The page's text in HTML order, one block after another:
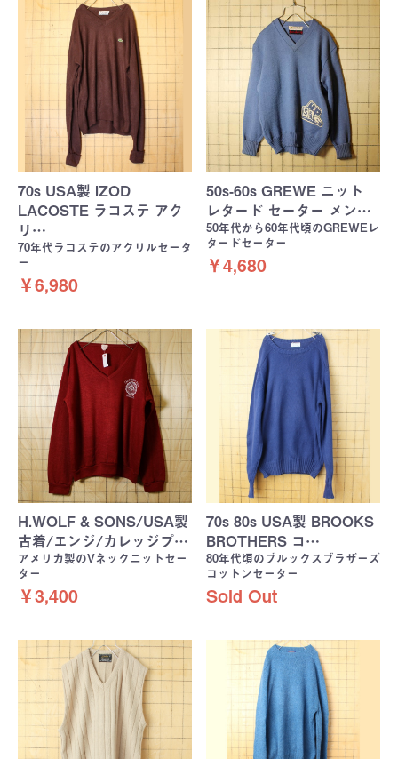
70s USA製 IZOD
LACOSTE ラコステ アク
リ…
70年代ラコステのアクリルセータ
ー
￥6,980
50s-60s GREWE ニット
レタード セーター メン…
50年代から60年代頃のGREWEレ
タードセーター
￥4,680
H.WOLF & SONS/USA製
古着/エンジ/カレッジプ…
アメリカ製のVネックニットセー
ター
￥3,400
70s 80s USA製 BROOKS
BROTHERS コ…
80年代頃のブルックスブラザーズ
コットンセーター
Sold Out